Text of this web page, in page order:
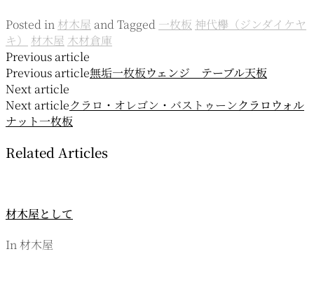
Posted in 材木屋 andTagged 一枚板 神代欅（ジンダイケヤ
キ）
材木屋 木材倉庫
投
稿
ナ
ビ
ゲ
シ
ン
Previous article
Previous article無垢一枚板ウェンジ テーブル天板
Next article
Next articleクラロ・オレゴン・バストゥーンクラロウォル
ナット一枚板
Related Articles
材木屋として
In 材木屋